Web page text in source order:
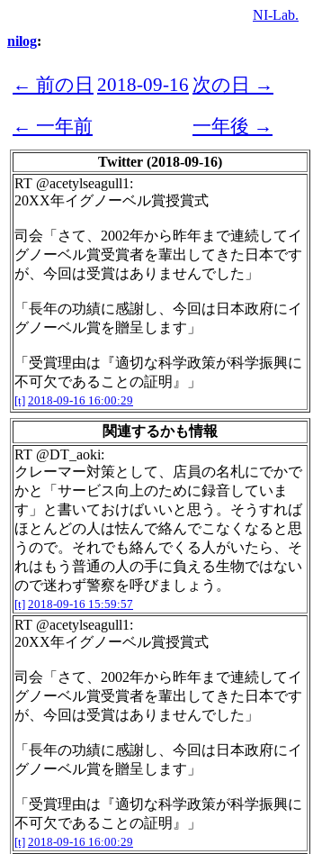
NI-Lab.
nilog:
← 前の日 2018-09-16 次の日 →
← 一年前
一年後 →
Twitter (2018-09-16)
RT @acetylseagull1:
20XX年イグノーベル賞授賞式
司会「さて、2002年から昨年まで連続してイ
グノーベル賞受賞者を輩出してきた日本です
が、今回は受賞はありませんでした」
「長年の功績に感謝し、今回は日本政府にイ
グノーベル賞を贈呈します」
「受賞理由は『適切な科学政策が科学振興に
不可欠であることの証明』」
[t] 2018-09-16 16:00:29
関連するかも情報
RT @DT_aoki:
クレーマー対策として、店員の名札にでかで
かと「サービス向上のために録音していま
す」と書いておけばいいと思う。そうすれば
ほとんどの人は怯んで絡んでこなくなると思
うので。それでも絡んでくる人がいたら、そ
れはもう普通の人の手に負える生物ではない
ので迷わず警察を呼びましょう。
[t] 2018-09-16 15:59:57
RT @acetylseagull1:
20XX年イグノーベル賞授賞式
司会「さて、2002年から昨年まで連続してイ
グノーベル賞受賞者を輩出してきた日本です
が、今回は受賞はありませんでした」
「長年の功績に感謝し、今回は日本政府にイ
グノーベル賞を贈呈します」
「受賞理由は『適切な科学政策が科学振興に
不可欠であることの証明』」
[t] 2018-09-16 16:00:29